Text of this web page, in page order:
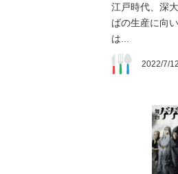
江戸時代、深
ばの生産に向
は...
2022/7/12